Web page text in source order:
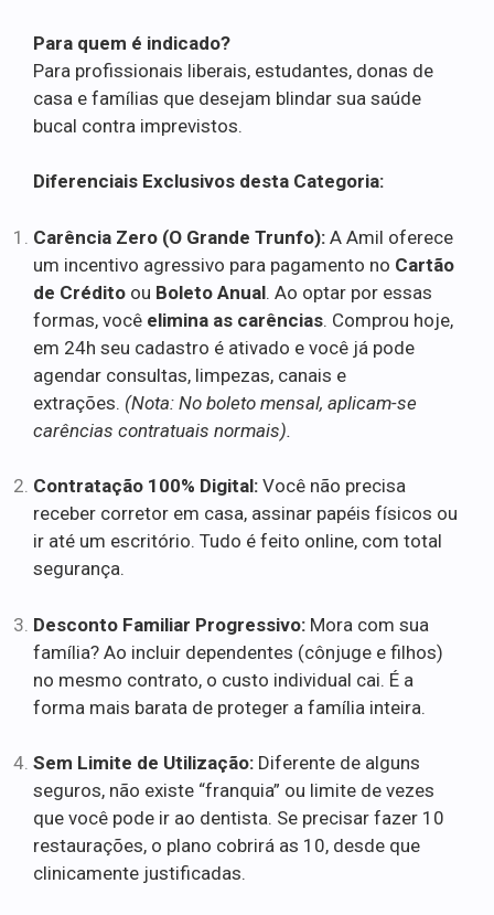
Para quem é indicado?
Para profissionais liberais, estudantes, donas de
casa e famílias que desejam blindar sua saúde
bucal contra imprevistos.
Diferenciais Exclusivos desta Categoria:
Carência Zero (O Grande Trunfo): A Amil oferece
um incentivo agressivo para pagamento no Cartão
de Crédito ou Boleto Anual. Ao optar por essas
formas, você elimina as carências. Comprou hoje,
em 24h seu cadastro é ativado e você já pode
agendar consultas, limpezas, canais e
extrações. (Nota: No boleto mensal, aplicam-se
carências contratuais normais).
Contratação 100% Digital: Você não precisa
receber corretor em casa, assinar papéis físicos ou
ir até um escritório. Tudo é feito online, com total
segurança.
Desconto Familiar Progressivo: Mora com sua
família? Ao incluir dependentes (cônjuge e filhos)
no mesmo contrato, o custo individual cai. É a
forma mais barata de proteger a família inteira.
Sem Limite de Utilização: Diferente de alguns
seguros, não existe “franquia” ou limite de vezes
que você pode ir ao dentista. Se precisar fazer 10
restaurações, o plano cobrirá as 10, desde que
clinicamente justificadas.